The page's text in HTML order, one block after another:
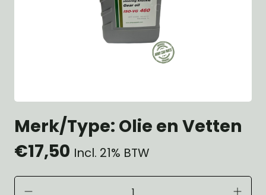
Merk/Type: Olie en Vetten
€17,50 Incl. 21% BTW